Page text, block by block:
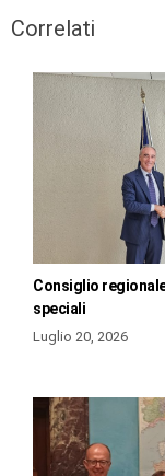
Correlati
Consiglio
speciali
Luglio 20, 2026